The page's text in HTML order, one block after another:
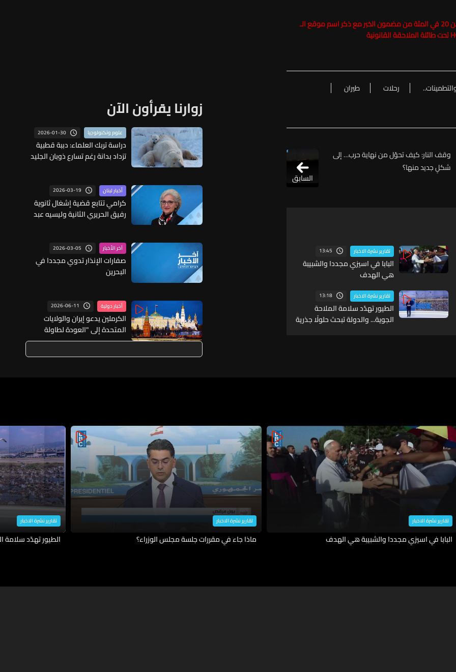
حفاظاً على حقوق الملكية الفكرية يرجى عدم نسخ ما يزيد عن 20 في المئة من مضمون الخبر مع ذكر اسم موقع الـ
رحلات
طيران
وقف النار: كيف تحوّل من نهاية حرب… إلى
شكلٍ جديد منها؟
السابق
تقارير نشرة الاخبار 13:45
البابا في اسيزي مجددا والشبيبة
هي الهدف
تقارير نشرة الاخبار 13:18
الطيور تهدّد سلامة الملاحة
الجوية... والدولة تبحث حلولًا جذرية
زوارنا يقرأون الآن
علوم وتكنولوجيا 2026-01-30
دراسة تربك العلماء: دببة قطبية
تزداد بدانة رغم تسارع ذوبان الجليد
أخبار لبنان 2026-03-19
كرامي تتابع قضية إشغال ثانوية
رفيق الحريري الثانية وليسيه عبد
آخر الأخبار 2026-03-05
صفارات الإنذار تدوي مجددا في
البحرين
أخبار دولية 2026-06-11
الكرملين يدعو إيران والولايات
المتحدة إلى "العودة لطاولة
المفاوضات"
تقارير نشرة الاخبار
البابا في اسيزي مجددا والشبيبة هي الهدف
تقارير نشرة الاخبار
ماذا جاء في مقررات جلسة مجلس الوزراء؟
تقارير نشرة الاخبار
الطيور تهدّد سلامة